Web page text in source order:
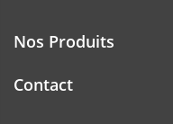
Nos Produits
Contact